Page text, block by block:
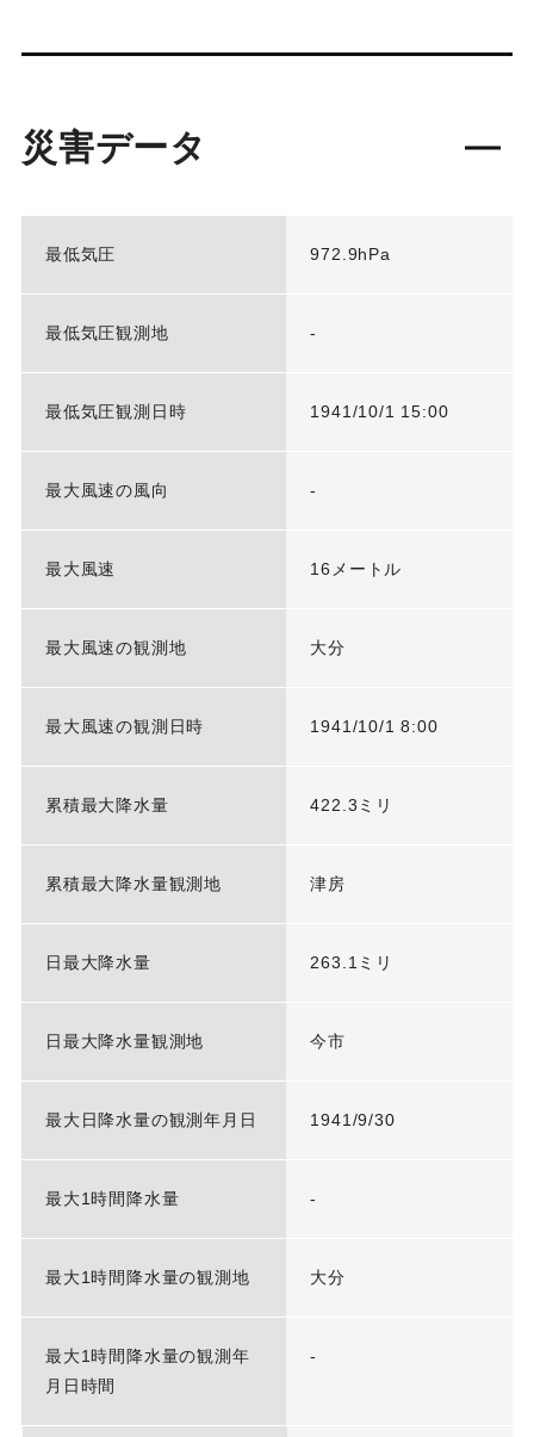
災害データ
最低気圧 972.9hPa
最低気圧観測地 -
最低気圧観測日時 1941/10/1 15:00
最大風速の風向 -
最大風速 16メートル
最大風速の観測地 大分
最大風速の観測日時 1941/10/1 8:00
累積最大降水量 422.3ミリ
累積最大降水量観測地 津房
日最大降水量 263.1ミリ
日最大降水量観測地 今市
最大日降水量の観測年月日 1941/9/30
最大1時間降水量 -
最大1時間降水量の観測地 大分
最大1時間降水量の観測年
月日時間
-